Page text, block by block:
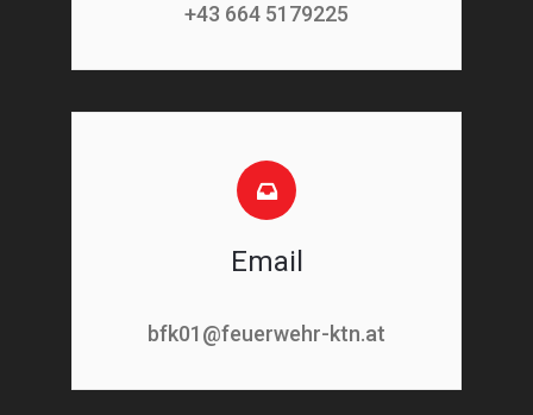
+43 664 5179225
Email
bfk01@feuerwehr-ktn.at